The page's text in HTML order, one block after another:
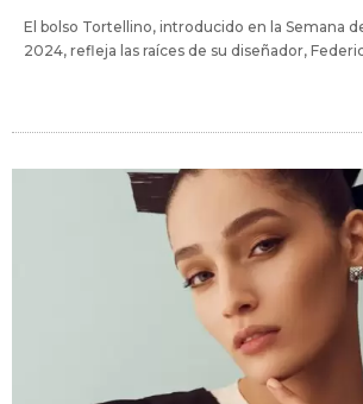
El bolso Tortellino, introducido en la Semana
2024, refleja las raíces de su diseñador,